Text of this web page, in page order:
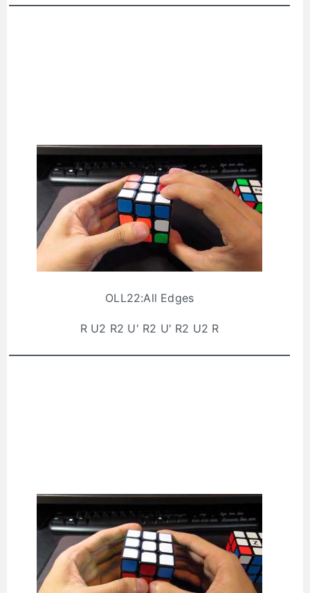
OLL22:All Edges
R U2 R2 U' R2 U' R2 U2 R